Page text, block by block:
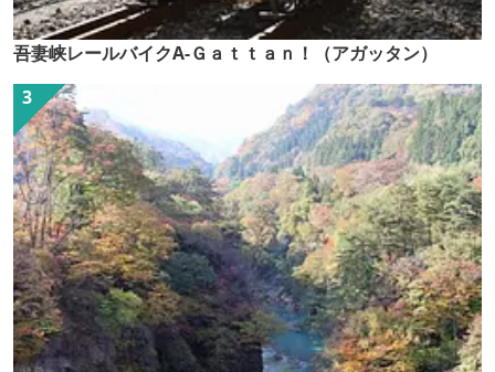
吾妻峡レールバイクA-Ｇａｔｔａｎ！（アガッタン）